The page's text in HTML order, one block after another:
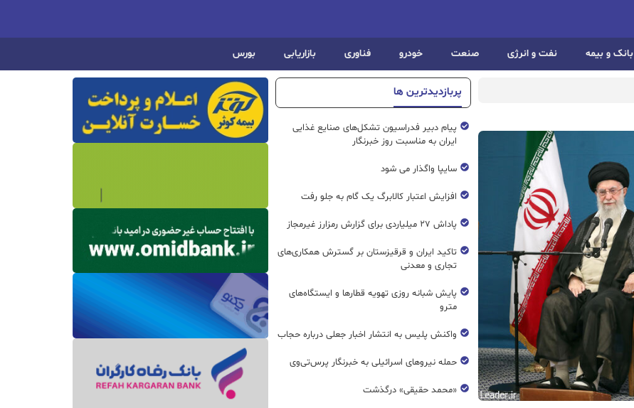
بانک و بیمه نفت و انرژی صنعت خودرو فناوری بازاریابی بورس
پربازدیدترین ها
پیام دبیر فدراسیون تشکل‌های صنایع غذایی
ایران به مناسبت روز خبرنگار
سایپا واگذار می شود
افزایش اعتبار کالابرگ یک گام به جلو رفت
پاداش ۲۷ میلیاردی برای گزارش رمزارز غیرمجاز
تاکید ایران و قرقیزستان بر گسترش همکاری‌های
تجاری و معدنی
پایش شبانه روزی تهویه قطار‌ها و ایستگاه‌های
مترو
واکنش پلیس به انتشار اخبار جعلی درباره حجاب
حمله نیروهای اسرائیلی به خبرنگار پرس‌تی‌وی
«محمد حقیقی» درگذشت